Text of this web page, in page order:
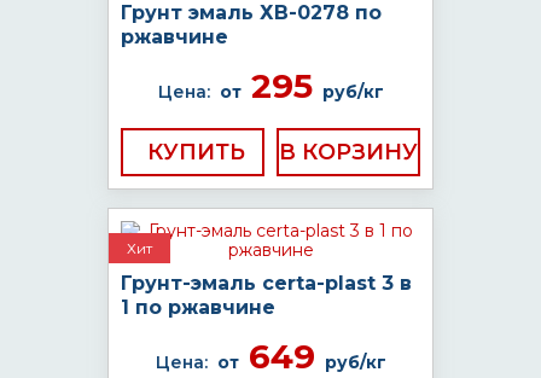
Грунт эмаль ХВ-0278 по
ржавчине
Цена: от295 руб/кг
КУПИТЬ
Хит
Грунт-эмаль certa-plast 3 в
1 по ржавчине
Цена: от649 руб/кг